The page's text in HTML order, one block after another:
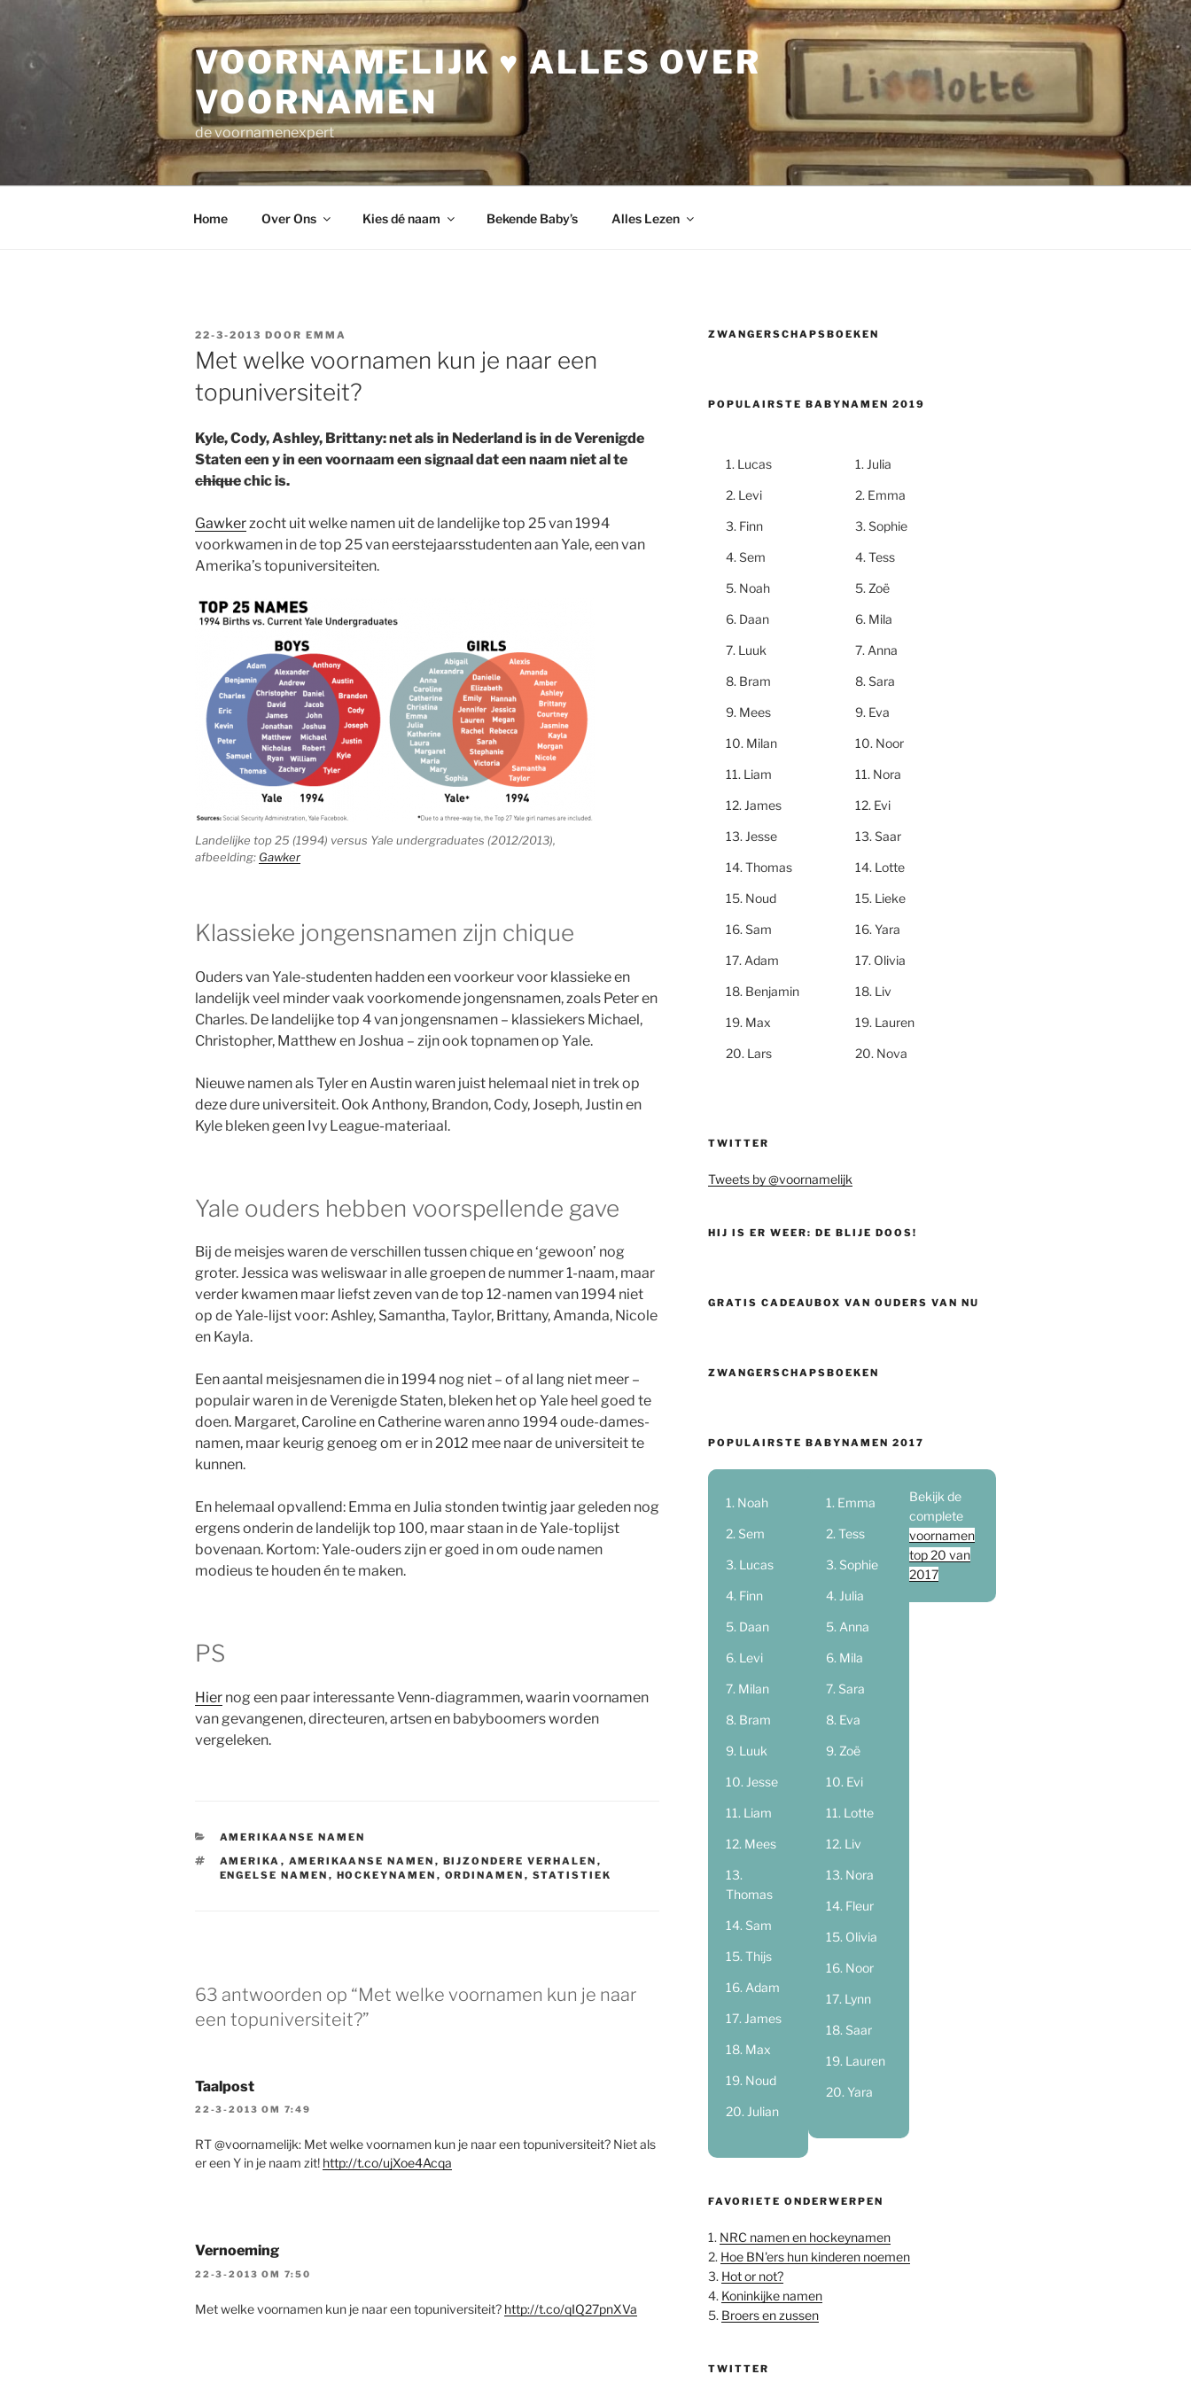
inhoud
VOORNAMELIJK ♥ ALLES OVER
VOORNAMEN
de voornamenexpert
Home Over Ons Kies dé naam Bekende Baby’s Alles Lezen
GEPLAATST
OP
22-3-2013 DOOR EMMA
Met welke voornamen kun je naar een
topuniversiteit?
Kyle, Cody, Ashley, Brittany: net als in Nederland is in de Verenigde
Staten een y in een voornaam een signaal dat een naam niet al te
chiquechic is.
Gawkerzocht uit welke namen uit de landelijke top 25 van 1994
voorkwamen in de top 25 van eerstejaarsstudenten aan Yale, een van
Amerika’s topuniversiteiten.
Landelijke top 25 (1994) versus Yale undergraduates (2012/2013),
afbeelding: Gawker
Klassieke jongensnamen zijn chique
Ouders van Yale-studenten hadden een voorkeur voor klassieke en
landelijk veel minder vaak voorkomende jongensnamen, zoals Peter en
Charles. De landelijke top 4 van jongensnamen – klassiekers Michael,
Christopher, Matthew en Joshua – zijn ook topnamen op Yale.
Nieuwe namen als Tyler en Austin waren juist helemaal niet in trek op
deze dure universiteit. Ook Anthony, Brandon, Cody, Joseph, Justin en
Kyle bleken geen Ivy League-materiaal.
Yale ouders hebben voorspellende gave
Bij de meisjes waren de verschillen tussen chique en ‘gewoon’ nog
groter. Jessica was weliswaar in alle groepen de nummer 1-naam, maar
verder kwamen maar liefst zeven van de top 12-namen van 1994 niet
op de Yale-lijst voor: Ashley, Samantha, Taylor, Brittany, Amanda, Nicole
en Kayla.
Een aantal meisjesnamen die in 1994 nog niet – of al lang niet meer –
populair waren in de Verenigde Staten, bleken het op Yale heel goed te
doen. Margaret, Caroline en Catherine waren anno 1994 oude-dames-
namen, maar keurig genoeg om er in 2012 mee naar de universiteit te
kunnen.
En helemaal opvallend: Emma en Julia stonden twintig jaar geleden nog
ergens onderin de landelijk top 100, maar staan in de Yale-toplijst
bovenaan. Kortom: Yale-ouders zijn er goed in om oude namen
modieus te houden én te maken.
PS
Hier nog een paar interessante Venn-diagrammen, waarin voornamen
van gevangenen, directeuren, artsen en babyboomers worden
vergeleken.
CATEGORIEËN
AMERIKAANSE NAMEN
TAGS
AMERIKA , AMERIKAANSE NAMEN , BIJZONDERE VERHALEN ,
ENGELSE NAMEN , HOCKEYNAMEN , ORDINAMEN , STATISTIEK
63 antwoorden op “Met welke voornamen kun je naar
een topuniversiteit?”
Taalpost
22-3-2013 OM 7:49
RT @voornamelijk: Met welke voornamen kun je naar een topuniversiteit? Niet als
er een Y in je naam zit! http://t.co/ujXoe4Acqa
Vernoeming
22-3-2013 OM 7:50
Met welke voornamen kun je naar een topuniversiteit? http://t.co/qIQ27pnXVa
ZWANGERSCHAPSBOEKEN
POPULAIRSTE BABYNAMEN 2019
Lucas
Levi
Finn
Sem
Noah
Daan
Luuk
Bram
Mees
Milan
Liam
James
Jesse
Thomas
Noud
Sam
Adam
Benjamin
Max
Lars
Julia
Emma
Sophie
Tess
Zoë
Mila
Anna
Sara
Eva
Noor
Nora
Evi
Saar
Lotte
Lieke
Yara
Olivia
Liv
Lauren
Nova
TWITTER
Tweets by @voornamelijk
HIJ IS ER WEER: DE BLIJE DOOS!
GRATIS CADEAUBOX VAN OUDERS VAN NU
ZWANGERSCHAPSBOEKEN
POPULAIRSTE BABYNAMEN 2017
Noah
Sem
Lucas
Finn
Daan
Levi
Milan
Bram
Luuk
Jesse
Liam
Mees
Thomas
Sam
Thijs
Adam
James
Max
Noud
Julian
Emma
Tess
Sophie
Julia
Anna
Mila
Sara
Eva
Zoë
Evi
Lotte
Liv
Nora
Fleur
Olivia
Noor
Lynn
Saar
Lauren
Yara
Bekijk de
complete
voornamen
top 20 van
2017
FAVORIETE ONDERWERPEN
1. NRC namen en hockeynamen
2. Hoe BN'ers hun kinderen noemen
3. Hot or not?
4. Koninkijke namen
5. Broers en zussen
TWITTER